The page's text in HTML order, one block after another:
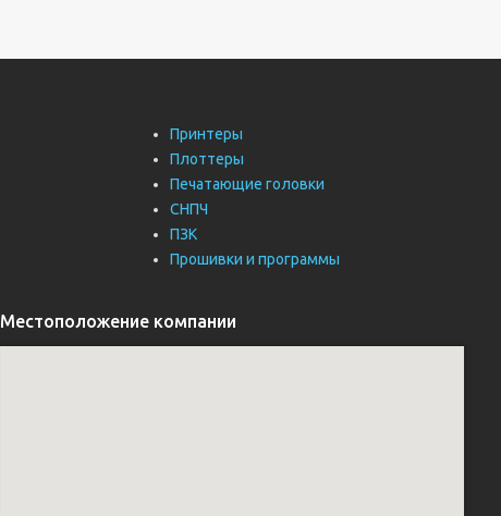
Принтеры
Плоттеры
Печатающие головки
СНПЧ
ПЗК
Прошивки и программы
Местоположение компании